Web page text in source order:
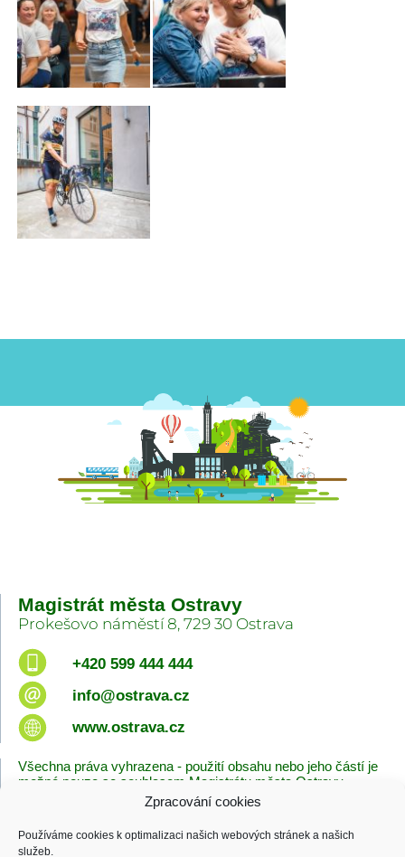
Zpracování cookies
Používáme cookies k optimalizaci našich webových stránek a našich
služeb.
Magistrát města Ostravy
Prokešovo náměstí 8, 729 30 Ostrava
+420 599 444 444
info@ostrava.cz
www.ostrava.cz
Všechna práva vyhrazena - použití obsahu nebo jeho částí je
možné pouze se souhlasem Magistrátu města Ostravy.
Zásady cookies
Poslední změna